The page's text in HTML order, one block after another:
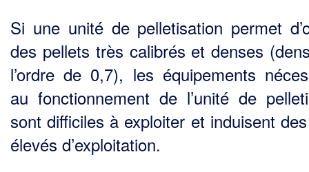
Si une unité de pelletisation permet
des pellets très calibrés et denses
l’ordre de 0,7), les équipements
au fonctionnement de l’unité de
sont difficiles à exploiter et induisent
élevés d’exploitation.